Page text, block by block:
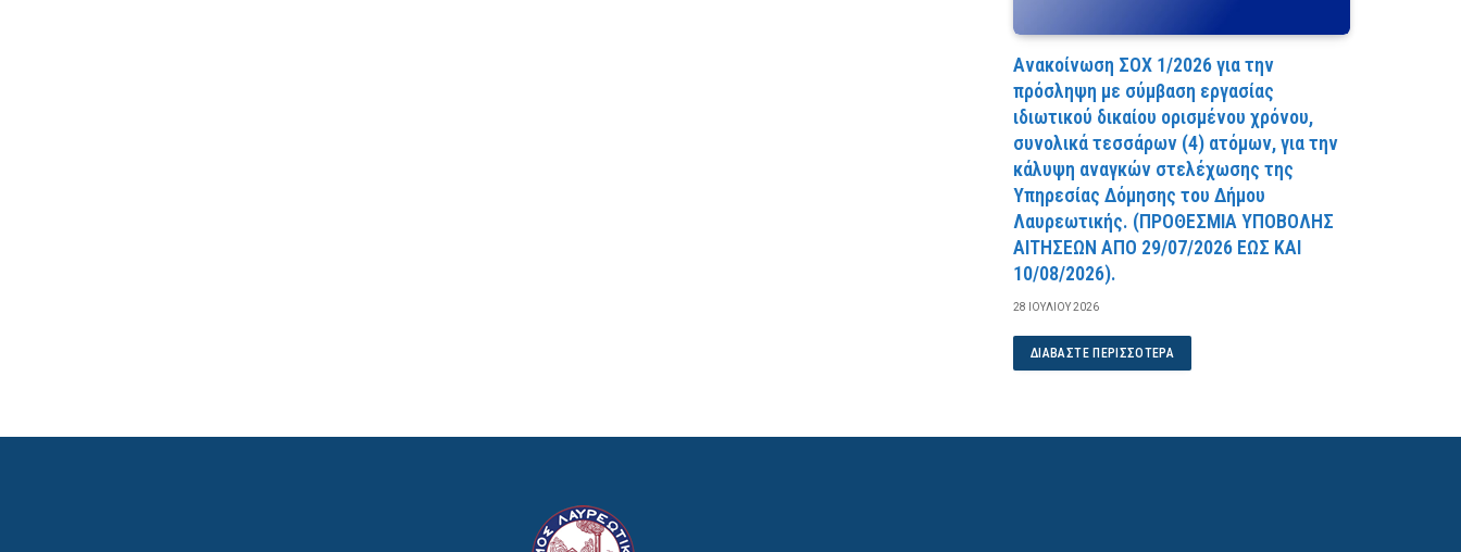
Ανακοίνωση ΣΟΧ 1/2026 για την
πρόσληψη με σύμβαση εργασίας
ιδιωτικού δικαίου ορισμένου χρόνου,
συνολικά τεσσάρων (4) ατόμων, για την
κάλυψη αναγκών στελέχωσης της
Υπηρεσίας Δόμησης του Δήμου
Λαυρεωτικής. (ΠPOΘEΣMIA YΠOBOΛHΣ
AITHΣEΩN AΠO 29/07/2026 EΩΣ KAI
10/08/2026).
28 ΙΟΥΛΊΟΥ 2026
ΔΙΑΒΆΣΤΕ ΠΕΡΙΣΣΌΤΕΡΑ